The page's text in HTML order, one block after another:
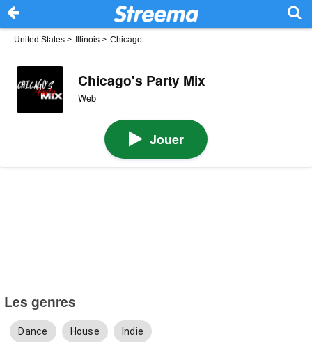
United States > Illinois > Chicago
Chicago's Party Mix
Web
Jouer
Les genres
Dance House Indie